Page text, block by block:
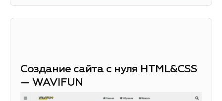
Создание сайта с нуля HTML&CSS
— WAVIFUN